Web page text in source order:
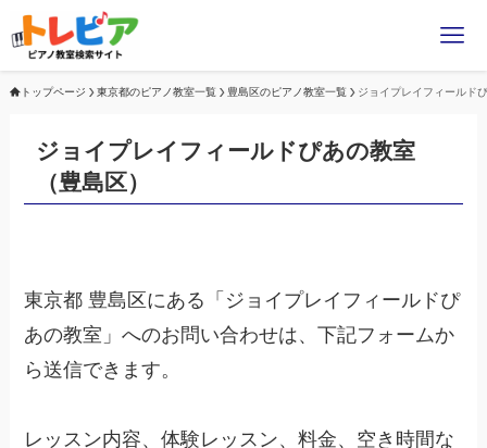
トップページ 東京都のピアノ教室一覧 豊島区のピアノ教室一覧 ジョイプレイフィールド
ジョイプレイフィールドぴあの教室
（豊島区）
東京都 豊島区にある「ジョイプレイフィールドぴ
あの教室」へのお問い合わせは、下記フォームか
ら送信できます。
レッスン内容、体験レッスン、料金、空き時間な